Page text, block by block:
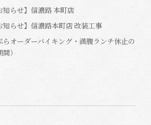
知らせ】信濃路 本町店
知らせ】信濃路本町店 改装工事
らオーダーバイキング・満腹ランチ休止の
）